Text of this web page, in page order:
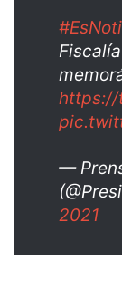
https://
—
2021